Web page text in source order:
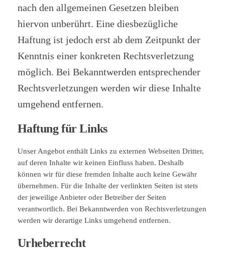
nach den allgemeinen Gesetzen bleiben
hiervon unberührt. Eine diesbezügliche
Haftung ist jedoch erst ab dem Zeitpunkt der
Kenntnis einer konkreten Rechtsverletzung
möglich. Bei Bekanntwerden entsprechender
Rechtsverletzungen werden wir diese Inhalte
umgehend entfernen.
Haftung für Links
Unser Angebot enthält Links zu externen Webseiten Dritter,
auf deren Inhalte wir keinen Einfluss haben. Deshalb
können wir für diese fremden Inhalte auch keine Gewähr
übernehmen. Für die Inhalte der verlinkten Seiten ist stets
der jeweilige Anbieter oder Betreiber der Seiten
verantwortlich. Bei Bekanntwerden von Rechtsverletzungen
werden wir derartige Links umgehend entfernen.
Urheberrecht